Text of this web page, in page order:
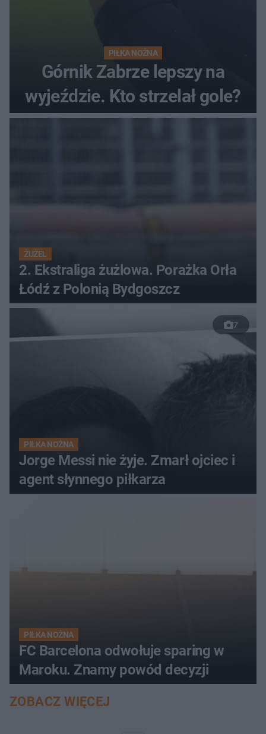
PIŁKA NOŻNA
Górnik Zabrze lepszy na
wyjeździe. Kto strzelał gole?
ŻUŻEL
2. Ekstraliga żużlowa. Porażka Orła
Łódź z Polonią Bydgoszcz
7
PIŁKA NOŻNA
Jorge Messi nie żyje. Zmarł ojciec i
agent słynnego piłkarza
PIŁKA NOŻNA
FC Barcelona odwołuje sparing w
Maroku. Znamy powód decyzji
ZOBACZ WIĘCEJ